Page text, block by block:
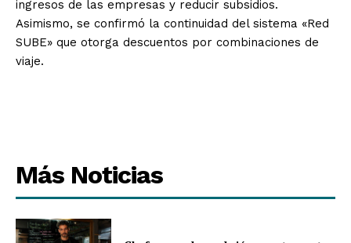
ingresos de las empresas y reducir subsidios.
Asimismo, se confirmó la continuidad del sistema «Red
SUBE» que otorga descuentos por combinaciones de
viaje.
Más Noticias